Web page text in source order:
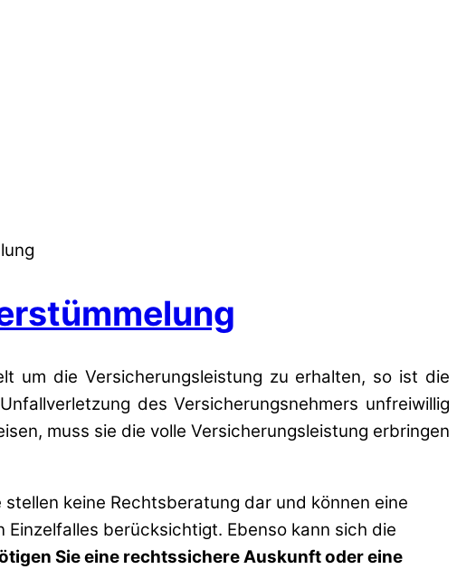
um die Versicherungsleistung zu erhalten, so ist die
des Versicherungsnehmers unfreiwillig
muss sie die volle Versicherungsleistung erbringen
keine Rechtsberatung dar und können eine
berücksichtigt. Ebenso kann sich die
Sie eine rechtssichere Auskunft oder eine